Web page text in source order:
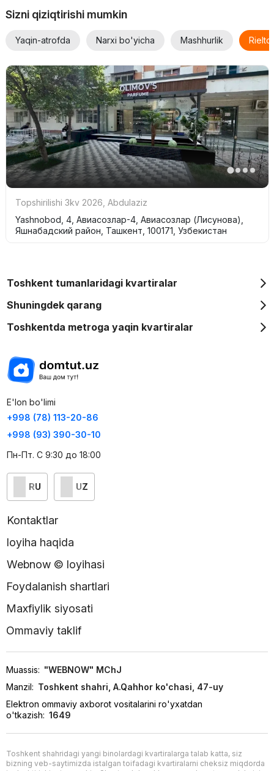
Sizni qiziqtirishi mumkin
Yaqin-atrofda Narxi bo'yicha Mashhurlik
Topshirilishi 3kv 2026 Abdulaziz
Yashnobod, 4, Авиасозлар-4, Авиасозлар (Лисунова),
Яшнабадский район, Ташкент, 100171, Узбекистан
Toshkent tumanlaridagi kvartiralar
Shuningdek qarang
Toshkentda metroga yaqin kvartiralar
E'lon bo'limi
+998 (78) 113-20-86
+998 (93) 390-30-10
Пн-Пт. С 9:30 до 18:00
RU UZ
Kontaktlar
loyiha haqida
Webnow © loyihasi
Foydalanish shartlari
Maxfiylik siyosati
Ommaviy taklif
Muassis: "WEBNOW" MChJ
Manzil: Toshkent shahri, A.Qahhor ko'chasi, 47-uy
Elektron ommaviy axborot vositalarini ro'yxatdan
o'tkazish: 1649
Toshkent shahridagi yangi binolardagi kvartiralarga talab katta, siz
bizning veb-saytimizda istalgan toifadagi kvartiralarni cheksiz miqdorda